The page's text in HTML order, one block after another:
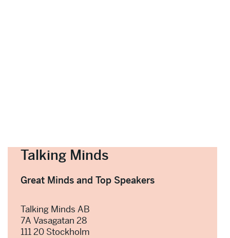
Talking Minds
Great Minds and Top Speakers
Talking Minds AB
7A Vasagatan 28
111 20 Stockholm